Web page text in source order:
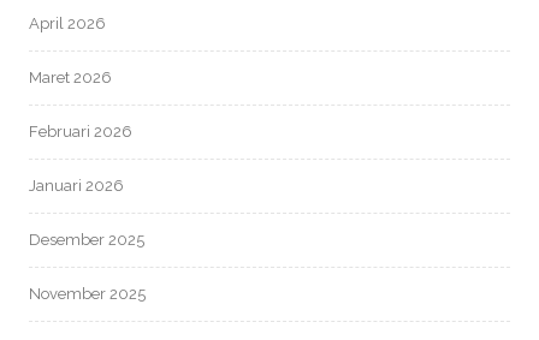
April 2026
Maret 2026
Februari 2026
Januari 2026
Desember 2025
November 2025